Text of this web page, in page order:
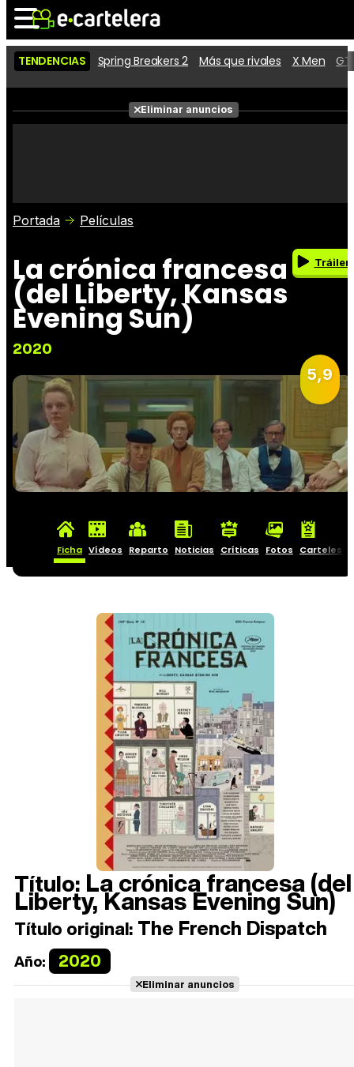
Noticias
Cartelera
Críticas
TENDENCIAS Spring Breakers 2 Más que rivales X Men
Eliminar anuncios
Portada Películas
La crónica francesa
(del Liberty, Kansas
Evening Sun)
2020
Tráiler
5,9
Ficha Vídeos Reparto Noticias Críticas Fotos Carteles
Título: La crónica francesa (del
Liberty, Kansas Evening Sun)
Título original: The French Dispatch
Año: 2020
Eliminar anuncios